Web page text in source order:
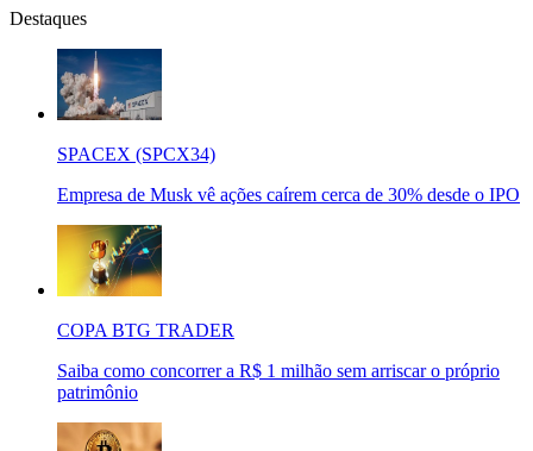
Destaques
SPACEX (SPCX34)
Empresa de Musk vê ações caírem cerca de 30% desde o IPO
COPA BTG TRADER
Saiba como concorrer a R$ 1 milhão sem arriscar o próprio
patrimônio